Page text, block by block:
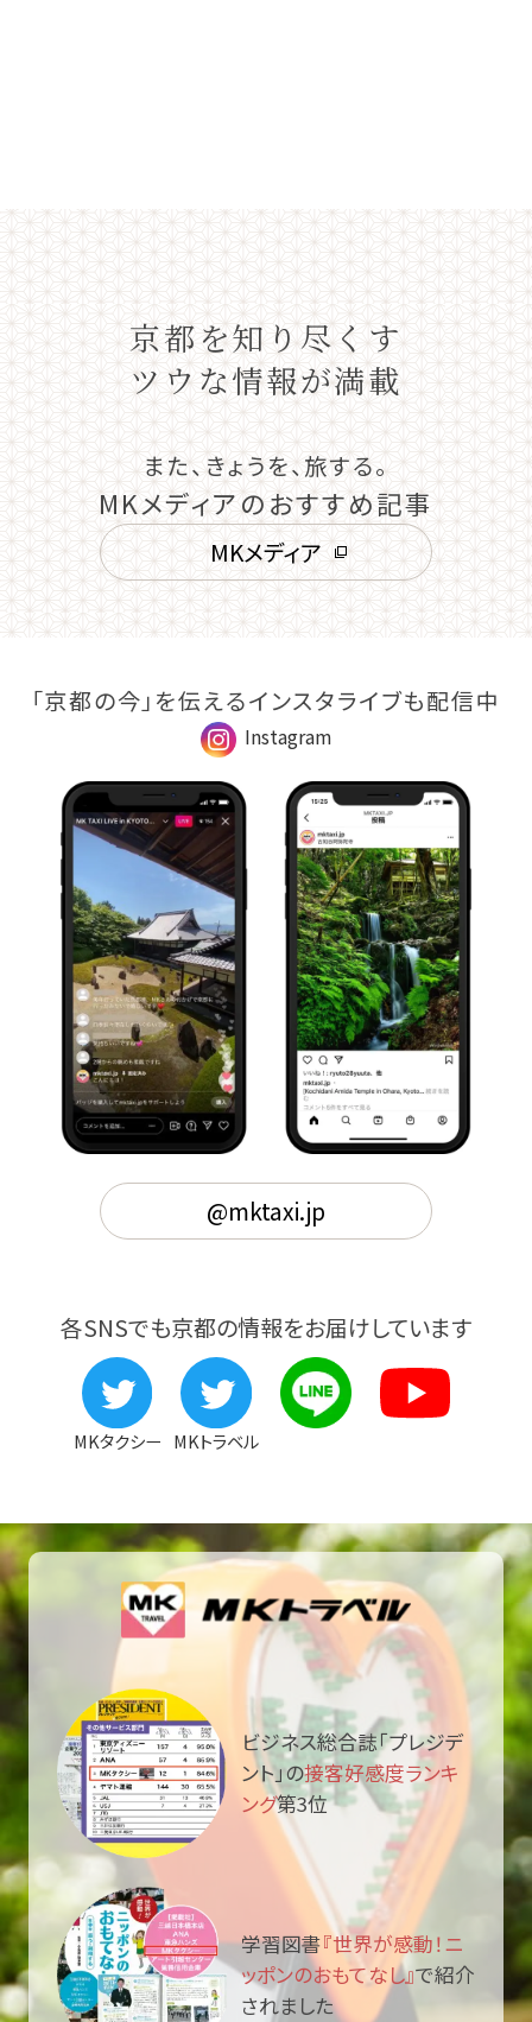
京都を知り尽くす
ツウな情報が満載
また、きょうを、旅する。
MKメディアのおすすめ記事
MKメディア
「京都の今」を伝えるインスタライブも配信中
Instagram
@mktaxi.jp
各SNSでも京都の情報をお届けしています
MKタクシー MKトラベル
ビジネス総合誌「プレジデ
ント」の接客好感度ランキ
ング第3位
学習図書『世界が感動！ニ
ッポンのおもてなし』で紹介
されました